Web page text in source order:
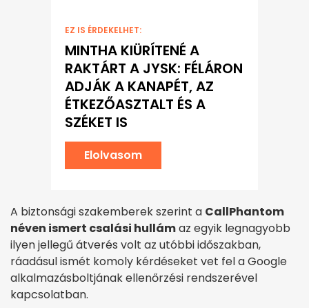
EZ IS ÉRDEKELHET:
MINTHA KIÜRÍTENÉ A
RAKTÁRT A JYSK: FÉLÁRON
ADJÁK A KANAPÉT, AZ
ÉTKEZŐASZTALT ÉS A
SZÉKET IS
Elolvasom
A biztonsági szakemberek szerint a CallPhantom
néven ismert csalási hullámaz egyik legnagyobb
ilyen jellegű átverés volt az utóbbi időszakban,
ráadásul ismét komoly kérdéseket vet fel a Google
alkalmazásboltjának ellenőrzési rendszerével
kapcsolatban.